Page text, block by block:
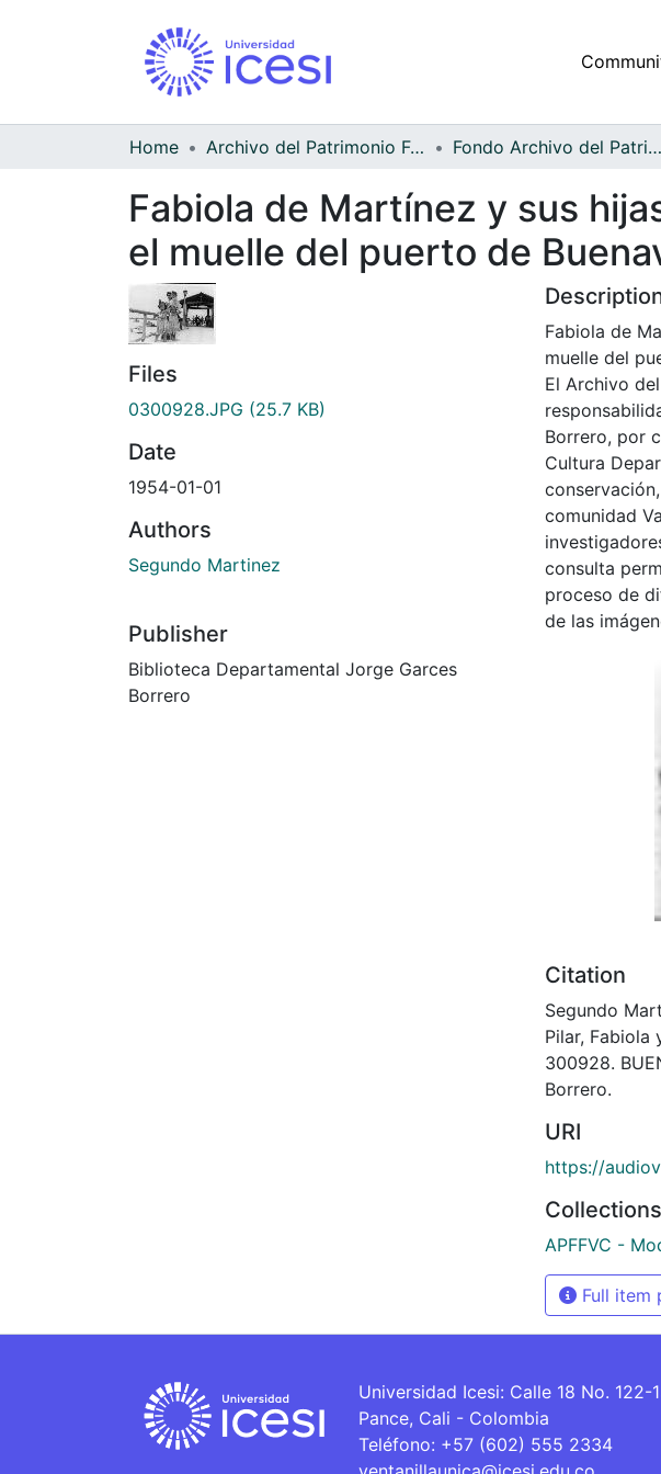
Home Archivo del Patrimonio Fotográfico y Fílmico del Valle del Cauca Fondo Archivo del Patrimonio Fotográfico y Fílmico del Valle del Cauca
Fabiola de Martínez y sus
el muelle del puerto de
Files
0300928.JPG (25.7 KB)
Date
1954-01-01
Authors
Segundo Martinez
Publisher
Biblioteca Departamental Jorge Garces
Borrero
Fabiola de
muelle del
El Archivo
Borrero, por
Cultura
comunidad
consulta
proceso de
de las
Citation
Segundo
Pilar, Fabiola
300928.
Borrero.
URI
https://
Collections
APFFVC -
Full item
Universidad Icesi: Calle 18 No. 122-
Pance, Cali - Colombia
Teléfono: +57 (602) 555 2334